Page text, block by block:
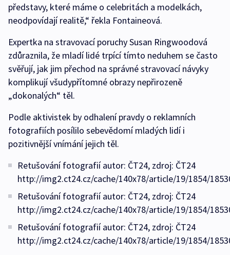
představy, které máme o celebritách a modelkách,
neodpovídají realitě,“ řekla Fontaineová.
Expertka na stravovací poruchy Susan Ringwoodová
zdůraznila, že mladí lidé trpící tímto neduhem se často
svěřují, jak jim přechod na správné stravovací návyky
komplikují všudypřítomné obrazy nepřirozeně
„dokonalých“ těl.
Podle aktivistek by odhalení pravdy o reklamních
fotografiích posílilo sebevědomí mladých lidí i
pozitivnější vnímání jejich těl.
Retušování fotografií autor: ČT24, zdroj: ČT24
http://img2.ct24.cz/cache/140x78/article/19/1854/
Retušování fotografií autor: ČT24, zdroj: ČT24
http://img2.ct24.cz/cache/140x78/article/19/1854/
Retušování fotografií autor: ČT24, zdroj: ČT24
http://img2.ct24.cz/cache/140x78/article/19/1854/